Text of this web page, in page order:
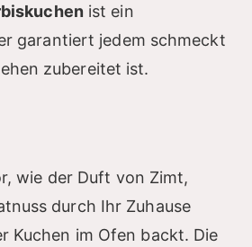
ist ein
garantiert jedem schmeckt
zubereitet ist.
wie der Duft von Zimt,
durch Ihr Zuhause
Kuchen im Ofen backt. Die